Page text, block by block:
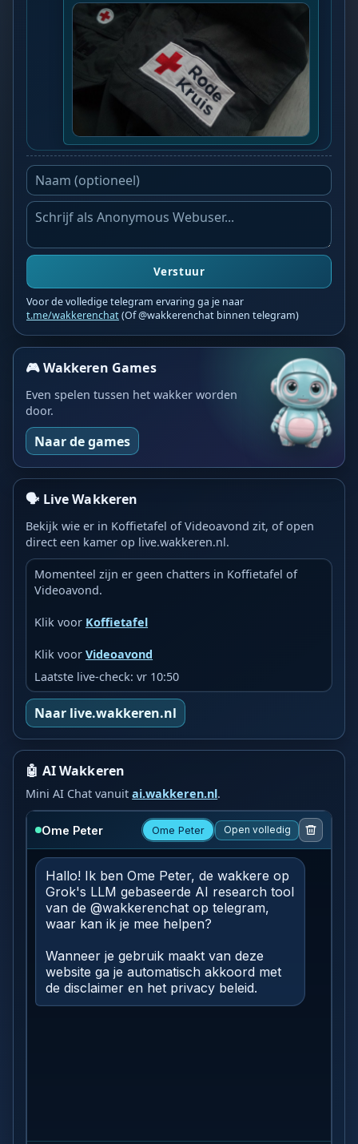
Verstuur
Voor de volledige telegram ervaring ga je naar
t.me/wakkerenchat(Of @wakkerenchat binnen telegram)
🎮 Wakkeren Games
Even spelen tussen het wakker worden
door.
Naar de games
🗣️ Live Wakkeren
Bekijk wie er in Koffietafel of Videoavond zit, of open
direct een kamer op live.wakkeren.nl.
Momenteel zijn er geen chatters in Koffietafel of
Videoavond.
Klik voor Koffietafel
Klik voorVideoavond
Laatste live-check: vr 10:50
Naar live.wakkeren.nl
🤖 AI Wakkeren
Mini AI Chat vanuitai.wakkeren.nl.